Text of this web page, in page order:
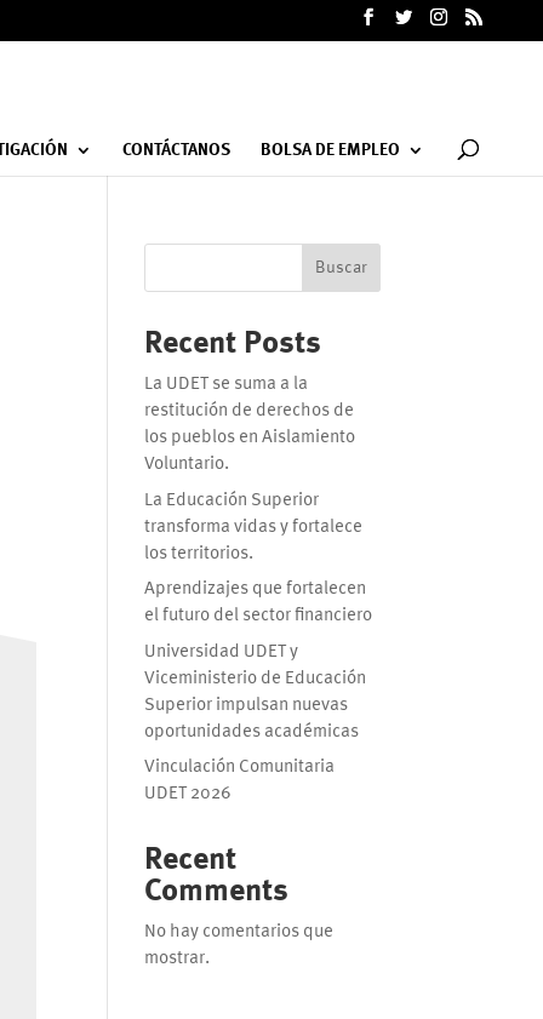
CONTÁCTANOS BOLSA DE EMPLEO
Buscar
Recent Posts
La UDET se suma a la
restitución de derechos de
los pueblos en Aislamiento
Voluntario.
La Educación Superior
transforma vidas y fortalece
los territorios.
Aprendizajes que fortalecen
el futuro del sector financiero
Universidad UDET y
Viceministerio de Educación
Superior impulsan nuevas
oportunidades académicas
Vinculación Comunitaria
UDET 2026
Recent
Comments
No hay comentarios que
mostrar.